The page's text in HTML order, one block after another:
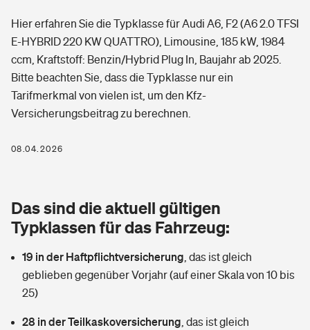
Grundfähigkeitsversicherung
Arbeitsrechtsschutz
Berufshaftpflichtversicherung
Rentenrechner: Wie viel Geld bekomme ich im Alter?
Wer versichert was: Jetzt Versicherer finden
Photovoltaik
Vermieterrrechtsschutz
Mietkautionsversicherung
Freizeit
Pri­vate Haft­pflicht­
Rechts­schutz­ver­si­che­rung
Fahrradversicherung
Kinderunfall­ver­si­che­rung
Kinderinvalidität
Reiseversicherung
Hundehalter-Haftpflicht
Gesundheit
Dread-Disease-Versicherung
Tierkrankenversicherung
Zur Übersicht
Tools
Hier erfahren Sie die Typklasse für Audi A6, F2 (A6 2.0 TFSI
E-HYBRID 220 KW QUATTRO), Limousine, 185 kW, 1984
ccm, Kraftstoff: Benzin/Hybrid Plug In, Baujahr ab 2025.
Bitte beachten Sie, dass die Typklasse nur ein
Tarifmerkmal von vielen ist, um den Kfz-
Versicherungsbeitrag zu berechnen.
08.04.2026
Das sind die aktuell gültigen
Typklassen für das Fahrzeug:
19 in der Haftpflichtversicherung das ist gleich
geblieben gegenüber Vorjahr (auf einer Skala von 10 bis
25)
28 in der Teilkaskoversicherung das ist gleich